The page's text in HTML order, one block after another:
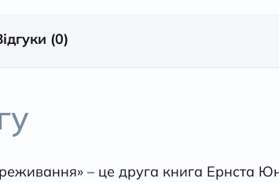
(0)
– це друга книга Ернста